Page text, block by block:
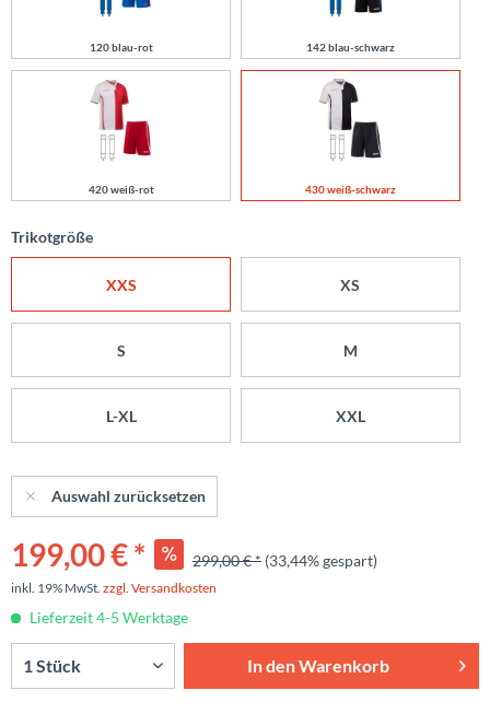
120 blau-rot 142 blau-schwarz
420 weiß-rot 430 weiß-schwarz
Trikotgröße
XXS XS
S M
L-XL XXL
Auswahl zurücksetzen
199,00 € * 299,00 € * (33,44% gespart)
inkl. 19% MwSt. zzgl. Versandkosten
Lieferzeit 4-5 Werktage
In denWarenkorb